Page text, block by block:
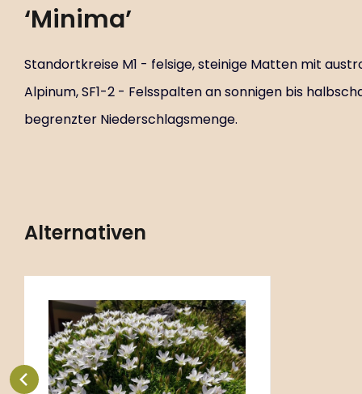
‘Minima’
Standortkreise M1 - felsige, steinige Matten mit
Alpinum, SF1-2 - Felsspalten an sonnigen bis
begrenzter Niederschlagsmenge.
Alternativen
Minuartia stellata
Code:ART01786
P9X9
Favorit
Vergleichen Sie
Standortkreise M1 - felsige,
steinige Matten mit
austrocknendem Boden, A -